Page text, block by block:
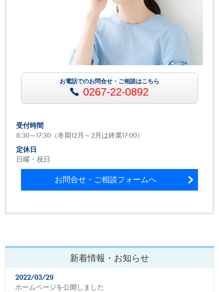
お電話でのお問合せ・ご相談はこちら
0267-22-0892
受付時間
8:30～17:30（冬期12月～2月は終業17:00）
定休日
日曜・祝日
お問合せ・ご相談フォームへ
新着情報・お知らせ
2022/03/29
ホームページを公開しました